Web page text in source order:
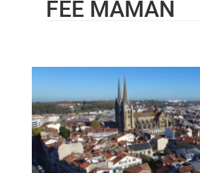
FÉE MAMAN